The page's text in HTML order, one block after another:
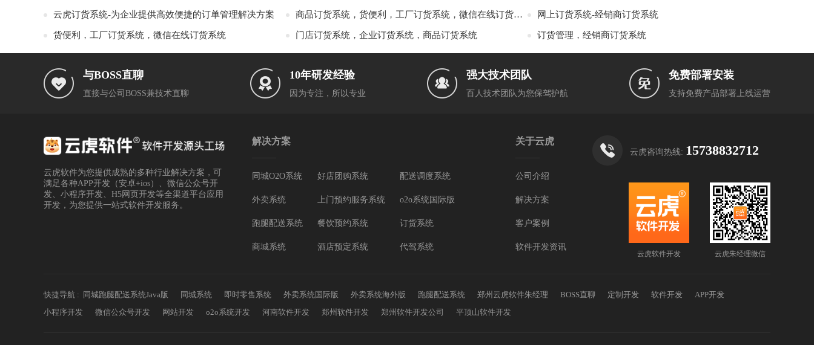
云虎订货系统-为企业提供高效便捷的订单管理解决方案 商品订货系统，货便利，工厂订货系统，微信在线订货系统 网上订货系统-经销商订货系统
货便利，工厂订货系统，微信在线订货系统 门店订货系统，企业订货系统，商品订货系统 订货管理，经销商订货系统
与BOSS直聊
直接与公司BOSS兼技术直聊
10年研发经验
因为专注，所以专业
强大技术团队
百人技术团队为您保驾护航
免费部署安装
支持免费产品部署上线运营
云虎软件为您提供成熟的多种行业解决方案，可
满足各种APP开发（安卓+ios）、微信公众号开
发、小程序开发、H5网页开发等全渠道平台应用
开发，为您提供一站式软件开发服务。
解决方案
同城O2O系统
外卖系统
跑腿配送系统
商城系统
好店团购系统
上门预约服务系统
餐饮预约系统
酒店预定系统
配送调度系统
o2o系统国际版
订货系统
代驾系统
关于云虎
公司介绍
解决方案
客户案例
软件开发资讯
云虎咨询热线: 15738832712
云虎软件开发 云虎朱经理微信
快捷导航 : 同城跑腿配送系统Java版 同城系统 即时零售系统 外卖系统国际版 外卖系统海外版 跑腿配送系统 郑州云虎软件朱经理 BOSS直聊 定制开发 软件开发
APP开发
小程序开发
微信公众号开发 网站开发 o2o系统开发 河南软件开发 郑州软件开发 郑州软件开发公司 平顶山软件开发